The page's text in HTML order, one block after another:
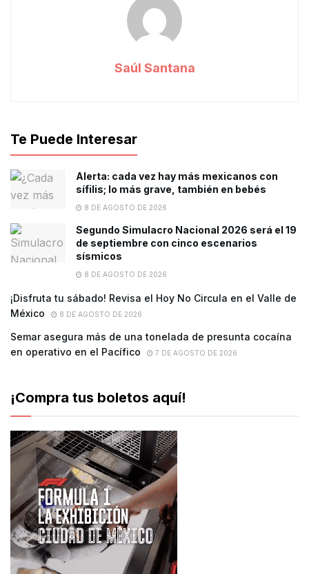
Saúl Santana
Te Puede Interesar
Alerta: cada vez hay más mexicanos con
sífilis; lo más grave, también en bebés
8 DE AGOSTO DE 2026
Segundo Simulacro Nacional 2026 será el 19
de septiembre con cinco escenarios
sísmicos
8 DE AGOSTO DE 2026
¡Disfruta tu sábado! Revisa el Hoy No Circula en el Valle de
México
8 DE AGOSTO DE 2026
Semar asegura más de una tonelada de presunta cocaína
en operativo en el Pacífico
7 DE AGOSTO DE 2026
¡Compra tus boletos aquí!